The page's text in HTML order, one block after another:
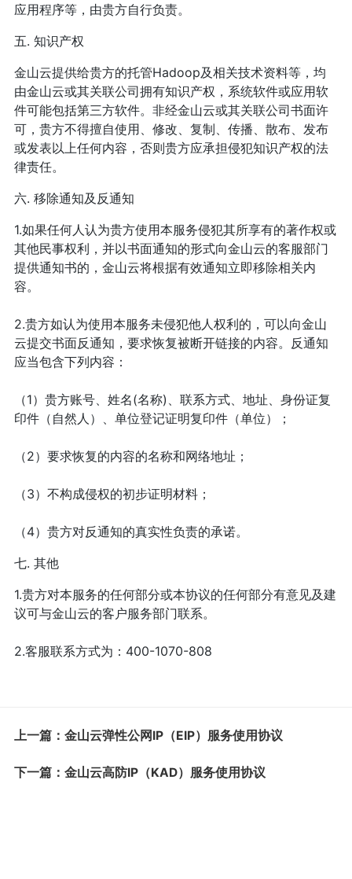
应用程序等，由贵方自行负责。
五. 知识产权
金山云提供给贵方的托管Hadoop及相关技术资料等，均
由金山云或其关联公司拥有知识产权，系统软件或应用软
件可能包括第三方软件。非经金山云或其关联公司书面许
可，贵方不得擅自使用、修改、复制、传播、散布、发布
或发表以上任何内容，否则贵方应承担侵犯知识产权的法
律责任。
六. 移除通知及反通知
1.如果任何人认为贵方使用本服务侵犯其所享有的著作权或
其他民事权利，并以书面通知的形式向金山云的客服部门
提供通知书的，金山云将根据有效通知立即移除相关内
容。
2.贵方如认为使用本服务未侵犯他人权利的，可以向金山
云提交书面反通知，要求恢复被断开链接的内容。反通知
应当包含下列内容：
（1）贵方账号、姓名(名称)、联系方式、地址、身份证复
印件（自然人）、单位登记证明复印件（单位）；
（2）要求恢复的内容的名称和网络地址；
（3）不构成侵权的初步证明材料；
（4）贵方对反通知的真实性负责的承诺。
七. 其他
1.贵方对本服务的任何部分或本协议的任何部分有意见及建
议可与金山云的客户服务部门联系。
2.客服联系方式为：400-1070-808
上一篇：金山云弹性公网IP（EIP）服务使用协议
下一篇：金山云高防IP（KAD）服务使用协议